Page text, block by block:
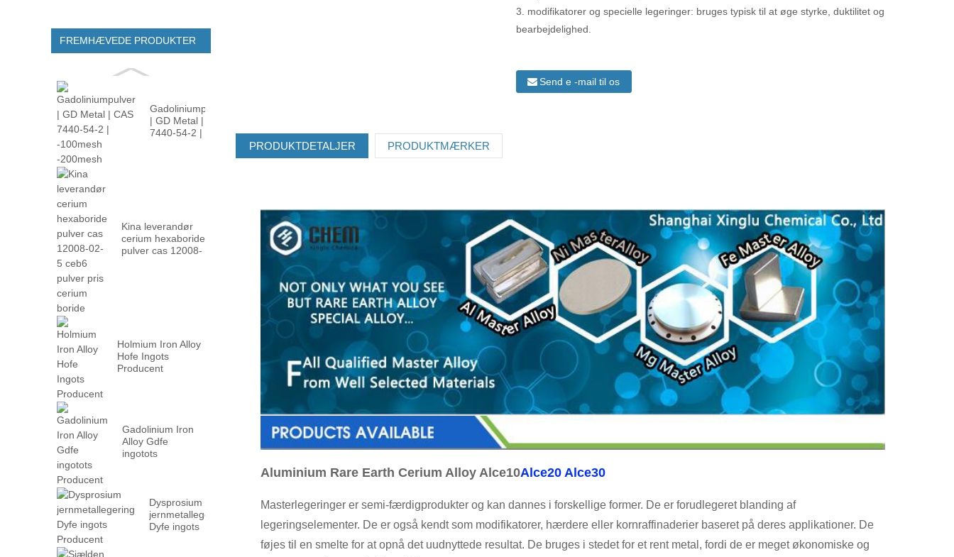
FREMHÆVEDE PRODUKTER
Gadoliniumpulver
| GD Metal | CAS
7440-54-2 |
Kina leverandør
cerium hexaboride
pulver cas 12008-
Holmium Iron Alloy
Hofe Ingots
Producent
Gadolinium Iron
Alloy Gdfe
ingotots
Dysprosium
jernmetallegering
Dyfe ingots
3. modifikatorer og specielle legeringer: bruges typisk til at øge styrke, duktilitet og
bearbejdelighed.
Send e -mail til os
PRODUKTDETALJER PRODUKTMÆRKER
Aluminium Rare Earth Cerium Alloy Alce10Alce20 Alce30
Masterlegeringer er semi-færdigprodukter og kan dannes i forskellige former. De er forudlegeret blanding af
legeringselementer. De er også kendt som modifikatorer, hærdere eller kornraffinaderier baseret på deres applikationer. De
føjes til en smelte for at opnå det uudnyttede resultat. De bruges i stedet for et rent metal, fordi de er meget økonomiske og